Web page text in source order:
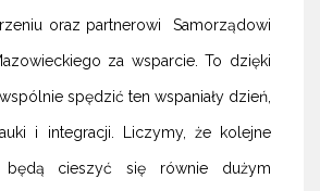
oraz partnerowi Samorządowi
za wsparcie. To dzięki
spędzić ten wspaniały dzień,
i integracji. Liczymy, że kolejne
będą cieszyć się równie dużym